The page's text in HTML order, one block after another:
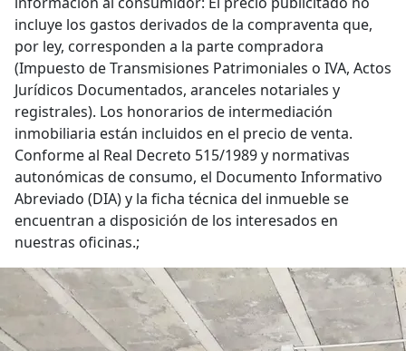
incluye los gastos derivados de la compraventa que,
por ley, corresponden a la parte compradora
(Impuesto de Transmisiones Patrimoniales o IVA, Actos
Jurídicos Documentados, aranceles notariales y
registrales). Los honorarios de intermediación
inmobiliaria están incluidos en el precio de venta.
Conforme al Real Decreto 515/1989 y normativas
autonómicas de consumo, el Documento Informativo
Abreviado (DIA) y la ficha técnica del inmueble se
encuentran a disposición de los interesados en
nuestras oficinas.;